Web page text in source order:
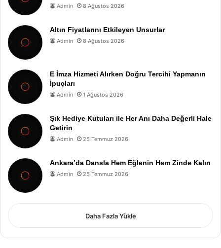
Admin 8 Ağustos 2026
Altın Fiyatlarını Etkileyen Unsurlar
Admin 8 Ağustos 2026
E İmza Hizmeti Alırken Doğru Tercihi Yapmanın
İpuçları
Admin 1 Ağustos 2026
Şık Hediye Kutuları ile Her Anı Daha Değerli Hale
Getirin
Admin 25 Temmuz 2026
Ankara’da Dansla Hem Eğlenin Hem Zinde Kalın
Admin 25 Temmuz 2026
Daha Fazla Yükle